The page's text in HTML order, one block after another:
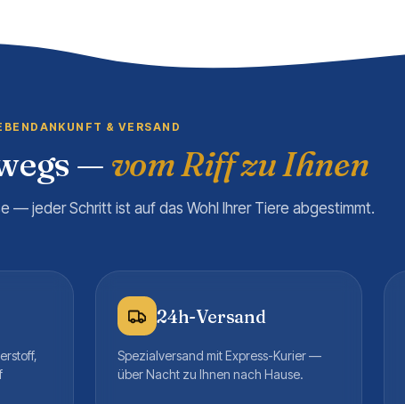
& VERSAND
— vom Riff zu Ihnen
— jeder Schritt ist auf das Wohl Ihrer Tiere abgestimmt.
24h-Versand
Spezialversand mit Express-Kurier —
über Nacht zu Ihnen nach Hause.